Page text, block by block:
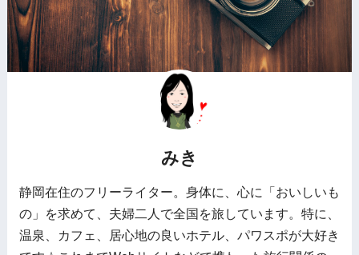
みき
静岡在住のフリーライター。身体に、心に「おいしいも
の」を求めて、夫婦二人で全国を旅しています。特に、
温泉、カフェ、居心地の良いホテル、パワスポが大好き